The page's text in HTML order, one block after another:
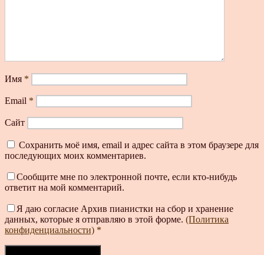
Имя *
Email *
Сайт
Сохранить моё имя, email и адрес сайта в этом браузере для
последующих моих комментариев.
Сообщите мне по электронной почте, если кто-нибудь
ответит на мой комментарий.
Я даю согласие Архив пианистки на сбор и хранение
данных, которые я отправляю в этой форме. (Политика
конфиденциальности) *